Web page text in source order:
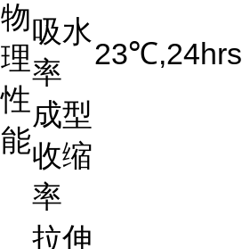
物
理
性
能
吸水
率
23℃,24hrs
成型
收缩
率
拉伸